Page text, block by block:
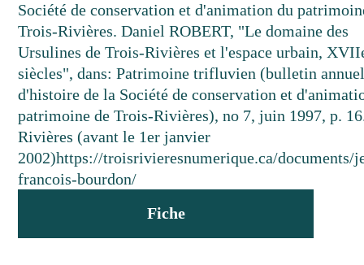
Société de conservation et d'animation du
Trois-Rivières. Daniel ROBERT, "Le domaine des
Ursulines de Trois-Rivières et l'espace urbain,
siècles", dans: Patrimoine trifluvien (bulletin
d'histoire de la Société de conservation et
patrimoine de Trois-Rivières), no 7, juin 1997, p.
Rivières (avant le 1er janvier
2002)https://troisrivieresnumerique.ca/documents/
francois-bourdon/
Fiche